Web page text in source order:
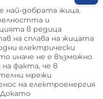
най-добрата жица,
и
в редица
на сплава на жицата
електрически
иначе не е възможно
факта, че в
мрежи
на електроенергия
Докато